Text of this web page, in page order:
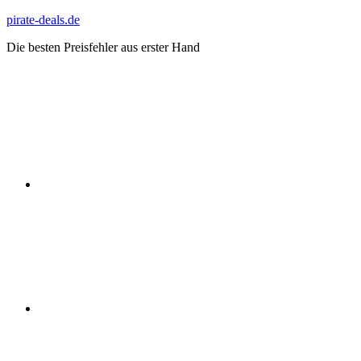
Zum
springen
pirate-deals.de
Die besten Preisfehler aus erster Hand